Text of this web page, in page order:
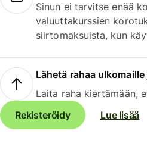
Sinun ei tarvitse enää
valuuttakurssien
siirtomaksuista, kun
Lähetä rahaa
Laita raha kiertämään,
Rekisteröidy
Lue lisää